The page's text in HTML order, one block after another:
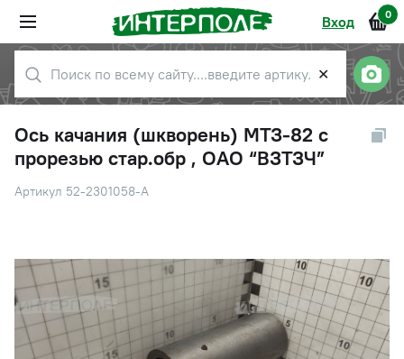
Вход 0
✕
Ось качания (шкворень) МТЗ-82 с
прорезью стар.обр , ОАО “ВЗТЗЧ”
Артикул 52-2301058-А